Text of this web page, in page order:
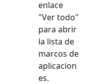
enlace
"Ver todo"
para abrir
la lista de
marcos de
aplicacion
es.